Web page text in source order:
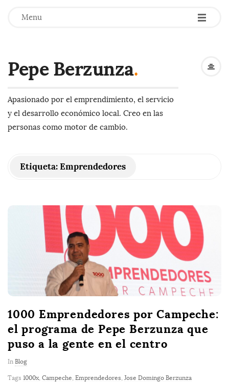
Menu -
-
-
Pepe Berzunza.
Apasionado por el emprendimiento, el servicio
y el desarrollo económico local. Creo en las
personas como motor de cambio.
Etiqueta:Emprendedores
1000 Emprendedores por Campeche:
el programa de Pepe Berzunza que
puso a la gente en el centro
In Blog
Tags 1000x, Campeche, Emprendedores, Jose Domingo Berzunza